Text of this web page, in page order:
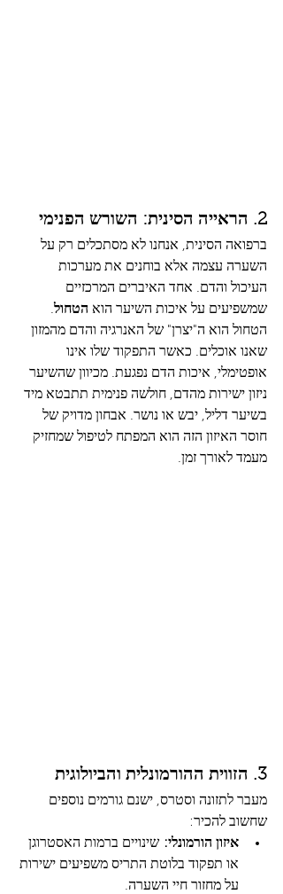
2. הראייה הסינית: השורש הפנימי
ברפואה הסינית, אנחנו לא מסתכלים רק על
השערה עצמה אלא בוחנים את מערכות
העיכול והדם. אחד האיברים המרכזיים
שמשפיעים על איכות השיער הוא הטחול.
הטחול הוא ה"יצרן" של האנרגיה והדם מהמזון
שאנו אוכלים. כאשר התפקוד שלו אינו
אופטימלי, איכות הדם נפגעת. מכיוון שהשיער
ניזון ישירות מהדם, חולשה פנימית תתבטא מיד
בשיער דליל, יבש או נושר. אבחון מדויק של
חוסר האיזון הזה הוא המפתח לטיפול שמחזיק
מעמד לאורך זמן.
3. הזווית ההורמונלית והביולוגית
מעבר לתזונה וסטרס, ישנם גורמים נוספים
שחשוב להכיר:
איזון הורמונלי: שינויים ברמות האסטרוגן
או תפקוד בלוטת התריס משפיעים ישירות
על מחזור חיי השערה.